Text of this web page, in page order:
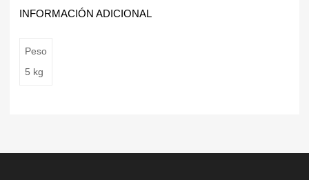
INFORMACIÓN ADICIONAL
Peso
5 kg